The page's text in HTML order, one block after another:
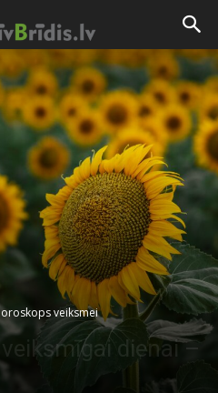
veiksmei
dienai –